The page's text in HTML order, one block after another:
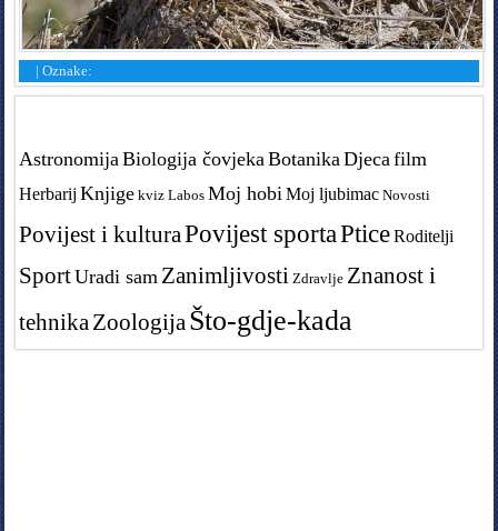
|Oznake:
AstronomijaBiologija čovjekaBotanikaDjecafilm
Herbarij Knjige kviz Labos Moj hobi Moj ljubimac Novosti
Povijest i kulturaPovijest sportaPtice Roditelji
SportUradi sam Zanimljivosti Zdravlje Znanost i
tehnika Zoologija Što-gdje-kada